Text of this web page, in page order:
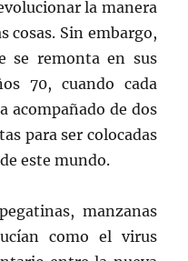
la manera
cosas. Sin embargo,
se remonta en sus
70, cuando cada
acompañado de dos
para ser colocadas
este mundo.
manzanas
como el virus